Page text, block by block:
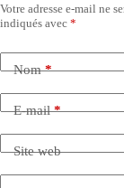
Votre adresse e-mail ne
indiqués avec *
Nom*
E-mail*
Site web